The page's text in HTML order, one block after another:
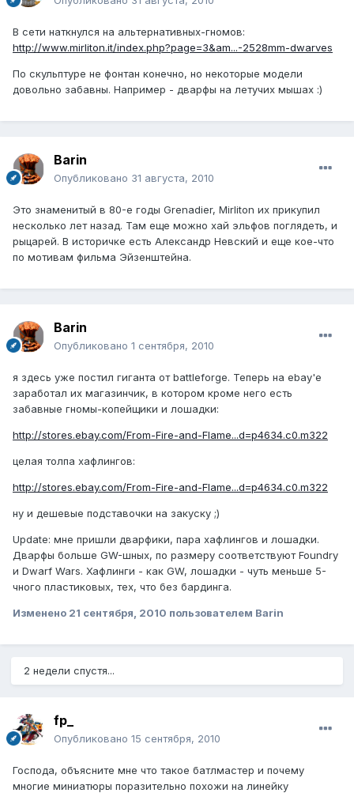
В сети наткнулся на альтернативных-гномов:
http://www.mirliton.it/index.php?page=3&am...-2528mm-dwarves
По скульптуре не фонтан конечно, но некоторые модели
довольно забавны. Например - дварфы на летучих мышах :)
Barin
Опубликовано 31 августа, 2010
Это знаменитый в 80-е годы Grenadier, Mirliton их прикупил
несколько лет назад. Там еще можно хай эльфов поглядеть, и
рыцарей. В историчке есть Александр Невский и еще кое-что
по мотивам фильма Эйзенштейна.
Barin
Опубликовано 1 сентября, 2010
я здесь уже постил гиганта от battleforge. Теперь на ebay'e
заработал их магазинчик, в котором кроме него есть
забавные гномы-копейщики и лошадки:
http://stores.ebay.com/From-Fire-and-Flame...d=p4634.c0.m322
целая толпа хафлингов:
http://stores.ebay.com/From-Fire-and-Flame...d=p4634.c0.m322
ну и дешевые подставочки на закуску ;)
Update: мне пришли дварфики, пара хафлингов и лошадки.
Дварфы больше GW-шных, по размеру соответствуют Foundry
и Dwarf Wars. Хафлинги - как GW, лошадки - чуть меньше 5-
чного пластиковых, тех, что без бардинга.
Изменено 21 сентября, 2010 пользователем Barin
2 недели спустя...
fp_
Опубликовано 15 сентября, 2010
Господа, объясните мне что такое батлмастер и почему
многие миниатюры поразительно похожи на линейку